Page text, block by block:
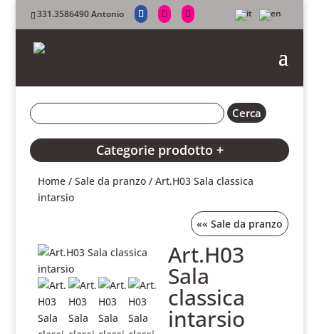
331.3586490 Antonio
Categorie prodotto +
Home /Sale da pranzo / Art.H03 Sala classica
intarsio
««Sale da pranzo
Art.H03
Sala
classica
intarsio